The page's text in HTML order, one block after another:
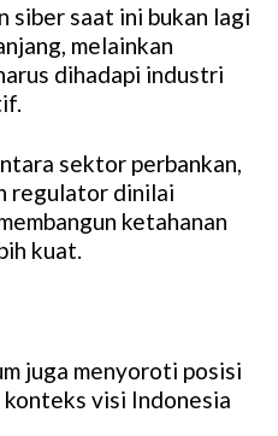
siber saat ini bukan lagi
melainkan
dihadapi industri
sektor perbankan,
regulator dinilai
ketahanan
kuat.
juga menyoroti posisi
visi Indonesia